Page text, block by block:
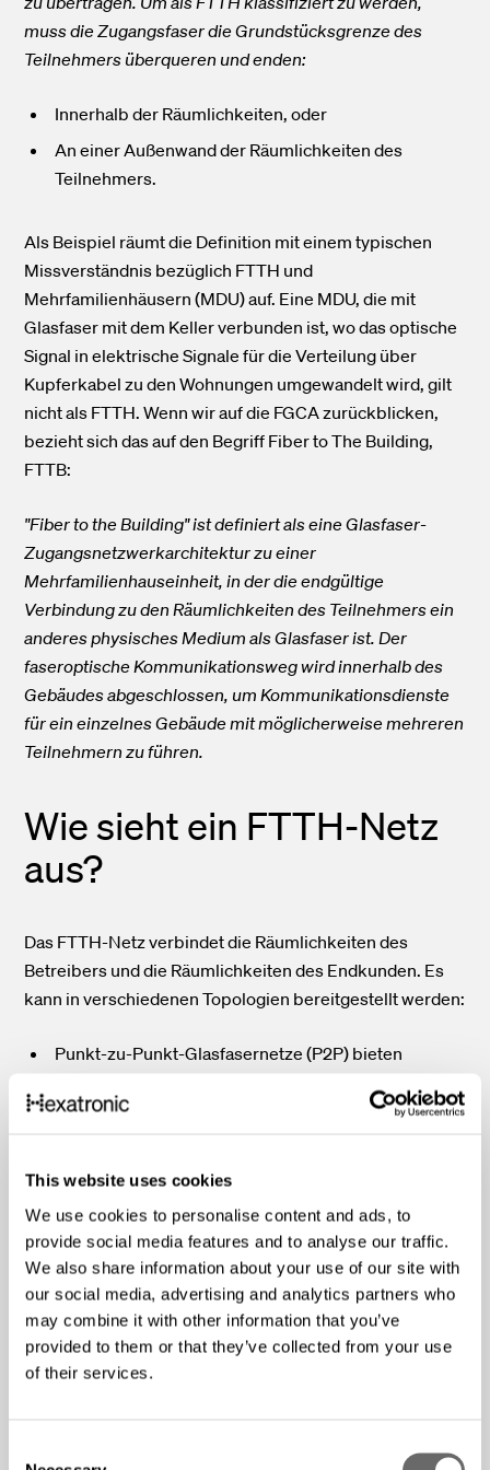
This website uses cookies
We use cookies to personalise content and ads, to
provide social media features and to analyse our traffic.
We also share information about your use of our site with
our social media, advertising and analytics partners who
may combine it with other information that you’ve
provided to them or that they’ve collected from your use
of their services.
muss die Zugangsfaser die Grundstücksgrenze des
Teilnehmers überqueren und enden:
Innerhalb der Räumlichkeiten, oder
An einer Außenwand der Räumlichkeiten des
Teilnehmers.
Als Beispiel räumt die Definition mit einem typischen
Missverständnis bezüglich FTTH und
Mehrfamilienhäusern (MDU) auf. Eine MDU, die mit
Glasfaser mit dem Keller verbunden ist, wo das optische
Signal in elektrische Signale für die Verteilung über
Kupferkabel zu den Wohnungen umgewandelt wird, gilt
nicht als FTTH. Wenn wir auf die FGCA zurückblicken,
bezieht sich das auf den Begriff Fiber to The Building,
FTTB:
"Fiber to the Building" ist definiert als eine Glasfaser-
Zugangsnetzwerkarchitektur zu einer
Mehrfamilienhauseinheit, in der die endgültige
Verbindung zu den Räumlichkeiten des Teilnehmers ein
anderes physisches Medium als Glasfaser ist. Der
faseroptische Kommunikationsweg wird innerhalb des
Gebäudes abgeschlossen, um Kommunikationsdienste
für ein einzelnes Gebäude mit möglicherweise mehreren
Teilnehmern zu führen.
Wie sieht ein FTTH-Netz
aus?
Das FTTH-Netz verbindet die Räumlichkeiten des
Betreibers und die Räumlichkeiten des Endkunden. Es
kann in verschiedenen Topologien bereitgestellt werden:
Punkt-zu-Punkt-Glasfasernetze (P2P) bieten
Kommunikationsknoten zu einer einzelnen
Point-to-Multipoint oder Passive Optical Networks
(PON)-Glasfasernetze bieten verzweigte
Glasfaserpfade von einem Kommunikationsknoten
zu mehr als einer Betriebsstätte. Ein Teil der
optischen Pfade wird vom Verkehr zu und von
mehreren Standorten gemeinsam genutzt.
Kapazität und einen unbegrenzten Upgrade-Pfad ohne